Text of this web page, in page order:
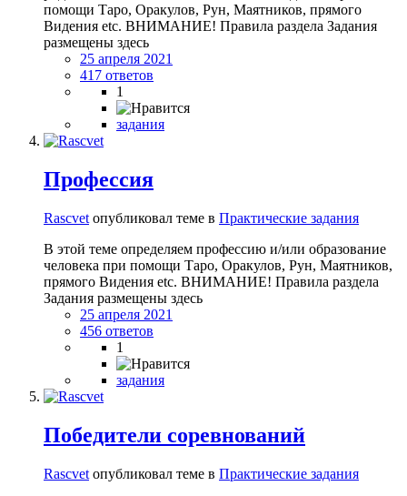
помощи Таро, Оракулов, Рун, Маятников, прямого
Видения etc. ВНИМАНИЕ! Правила раздела Задания
размещены здесь
25 апреля 2021
417 ответов
1
задания
Профессия
Rascvet опубликовал теме в Практические задания
В этой теме определяем профессию и/или образование
человека при помощи Таро, Оракулов, Рун, Маятников,
прямого Видения etc. ВНИМАНИЕ! Правила раздела
Задания размещены здесь
25 апреля 2021
456 ответов
1
задания
Победители соревнований
Rascvet опубликовал теме в Практические задания